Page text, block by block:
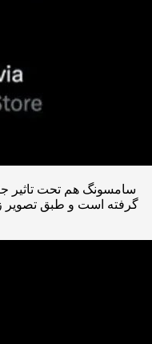
سامسونگ هم تحت تاثیر
گرفته است و طبق تصویر